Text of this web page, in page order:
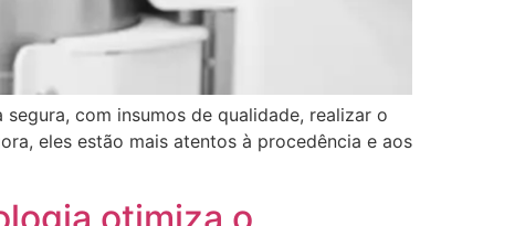
com insumos de qualidade, realizar o
eles estão mais atentos à procedência e aos